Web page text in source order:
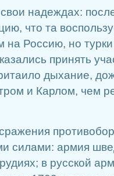
надеждах:
что та
на Россию, но
принять
дыхание,
и Карлом, чем
силами: армия
в русской